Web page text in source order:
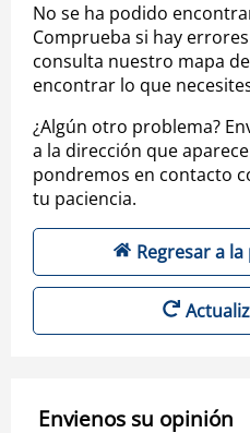
No se ha podido
Comprueba si hay
consulta nuestro mapa
encontrar lo que
¿Algún otro problema?
a la dirección que
pondremos en contacto
tu paciencia.
Regresar a
Envienos su opinión